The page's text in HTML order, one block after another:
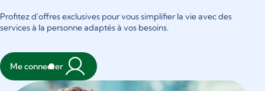
Profitez d'offres exclusives pour vous simplifier la vie avec des
services à la personne adaptés à vos besoins.
Me connecter